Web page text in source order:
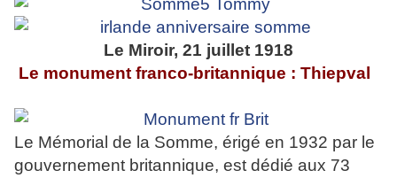
Le Miroir, 21 juillet 1918
Le monument franco-britannique : Thiepval
Le Mémorial de la Somme, érigé en 1932 par le
gouvernement britannique, est dédié aux 73